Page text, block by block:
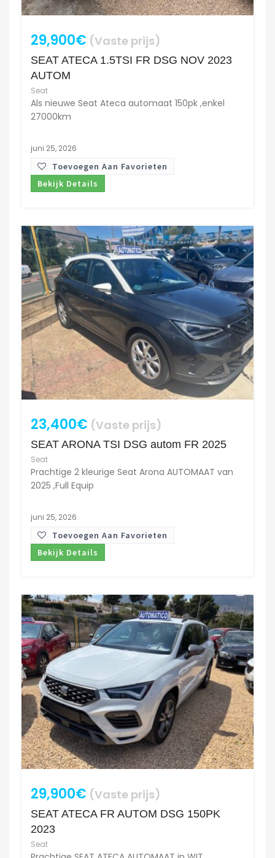
29,900€ (Vaste prijs)
SEAT ATECA 1.5TSI FR DSG NOV 2023
AUTOM
Seat
Als nieuwe Seat Ateca automaat 150pk ,enkel
27000km
juni 25, 2026
Toevoegen Aan Favorieten
Bekijk Details
23,400€ (Vaste prijs)
SEAT ARONA TSI DSG autom FR 2025
Seat
Prachtige 2 kleurige Seat Arona AUTOMAAT van
2025 ,Full Equip
juni 25, 2026
Toevoegen Aan Favorieten
Bekijk Details
29,900€ (Vaste prijs)
SEAT ATECA FR AUTOM DSG 150PK
2023
Seat